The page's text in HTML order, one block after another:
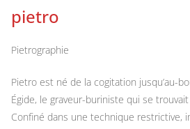
pietro
Pietrographie
Pietro est né de la cogitation jusqu’au-
Égide, le graveur-buriniste qui se
Confiné dans une technique restrictive,